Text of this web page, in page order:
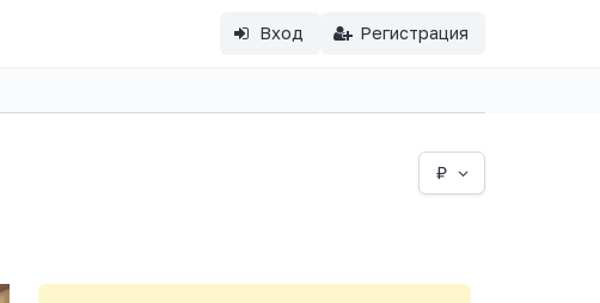
Вход Регистрация
₽